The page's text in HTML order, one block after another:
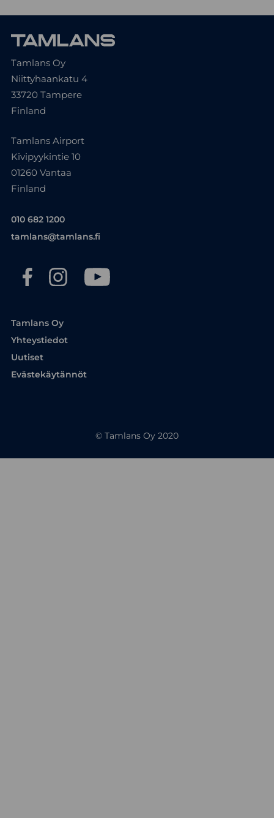
Tamlans Oy
Niittyhaankatu 4
33720 Tampere
Finland
Tamlans Airport
Kivipyykintie 10
01260 Vantaa
Finland
010 682 1200
tamlans@tamlans.fi
Tamlans Oy
Yhteystiedot
Uutiset
Evästekäytännöt
© Tamlans Oy 2020